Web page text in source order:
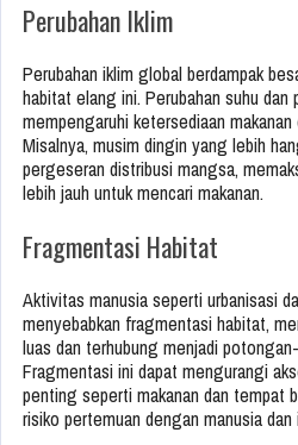
Perubahan Iklim
Perubahan iklim global berdampak
habitat elang ini. Perubahan suhu dan
mempengaruhi ketersediaan
Misalnya, musim dingin yang lebih
pergeseran distribusi mangsa,
lebih jauh untuk mencari makanan.
Fragmentasi Habitat
Aktivitas manusia seperti urbanisasi
menyebabkan fragmentasi habitat,
luas dan terhubung menjadi
Fragmentasi ini dapat mengurangi
penting seperti makanan dan tempat
risiko pertemuan dengan manusia dan